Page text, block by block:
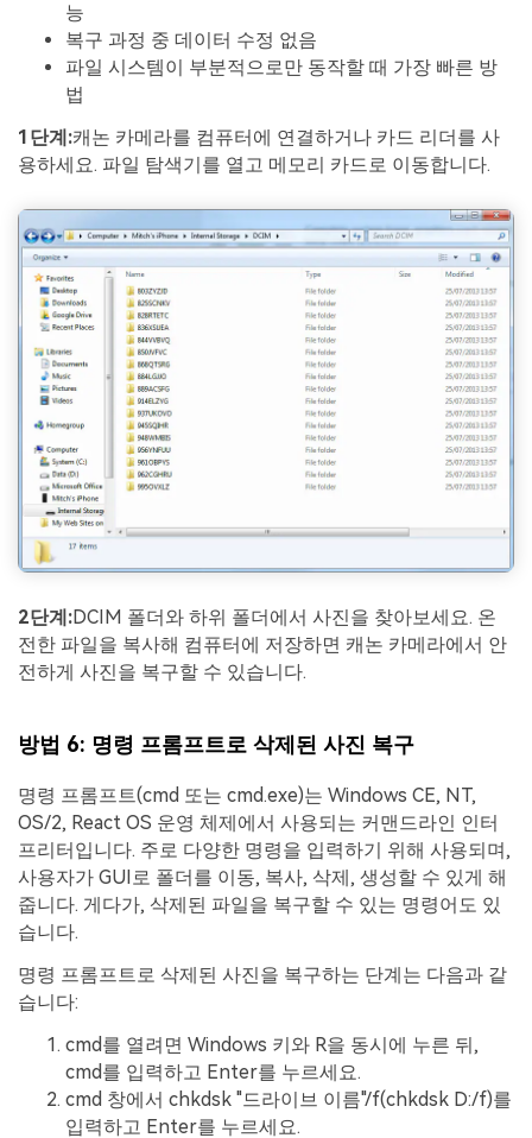
능
복구 과정 중 데이터 수정 없음
파일 시스템이 부분적으로만 동작할 때 가장 빠른 방
법
1단계:캐논 카메라를 컴퓨터에 연결하거나 카드 리더를 사
용하세요. 파일 탐색기를 열고 메모리 카드로 이동합니다.
2단계:DCIM 폴더와 하위 폴더에서 사진을 찾아보세요. 온
전한 파일을 복사해 컴퓨터에 저장하면 캐논 카메라에서 안
전하게 사진을 복구할 수 있습니다.
방법 6: 명령 프롬프트로 삭제된 사진 복구
명령 프롬프트(cmd 또는 cmd.exe)는 Windows CE, NT,
OS/2, React OS 운영 체제에서 사용되는 커맨드라인 인터
프리터입니다. 주로 다양한 명령을 입력하기 위해 사용되며,
사용자가 GUI로 폴더를 이동, 복사, 삭제, 생성할 수 있게 해
줍니다. 게다가, 삭제된 파일을 복구할 수 있는 명령어도 있
습니다.
명령 프롬프트로 삭제된 사진을 복구하는 단계는 다음과 같
습니다:
cmd를 열려면 Windows 키와 R을 동시에 누른 뒤,
cmd를 입력하고 Enter를 누르세요.
cmd 창에서 chkdsk "드라이브 이름"/f(chkdsk D:/f)를
입력하고 Enter를 누르세요.